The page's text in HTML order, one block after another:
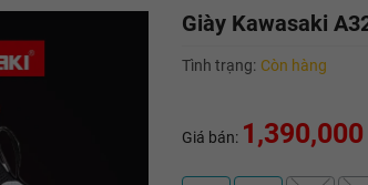
Giày Kawasaki
Tình trạng: Còn hàng
Giá bán: